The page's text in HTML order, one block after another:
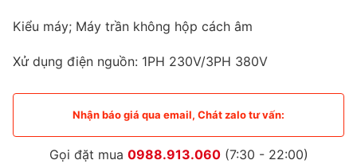
Kiểu máy; Máy trần không hộp cách âm
Xử dụng điện nguồn: 1PH 230V/3PH 380V
Nhận báo giá qua email, Chát zalo tư vấn:
Gọi đặt mua 0988.913.060(7:30 - 22:00)